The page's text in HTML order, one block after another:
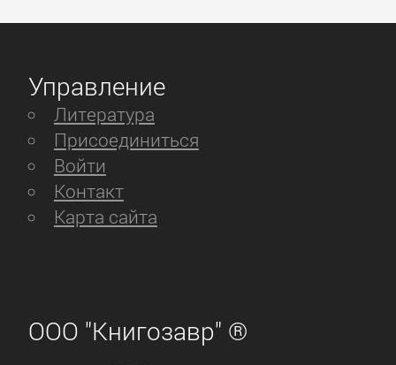
Управление
Литература
Присоединиться
Войти
Контакт
Карта сайта
ООО "Книгозавр" ®